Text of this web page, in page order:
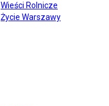
Wieści Rolnicze
Życie Warszawy